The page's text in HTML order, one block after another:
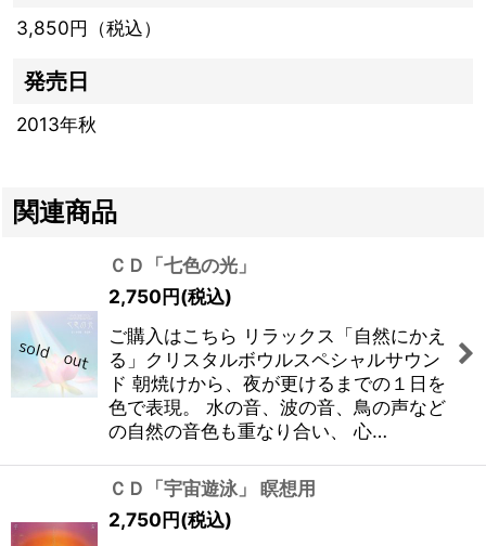
3,850円（税込）
発売日
2013年秋
関連商品
ＣＤ「七色の光」
2,750円(税込)
ご購入はこちら リラックス「自然にかえ
る」クリスタルボウルスペシャルサウン
ド 朝焼けから、夜が更けるまでの１日を
色で表現。 水の音、波の音、鳥の声など
の自然の音色も重なり合い、 心…
ＣＤ「宇宙遊泳」 瞑想用
2,750円(税込)